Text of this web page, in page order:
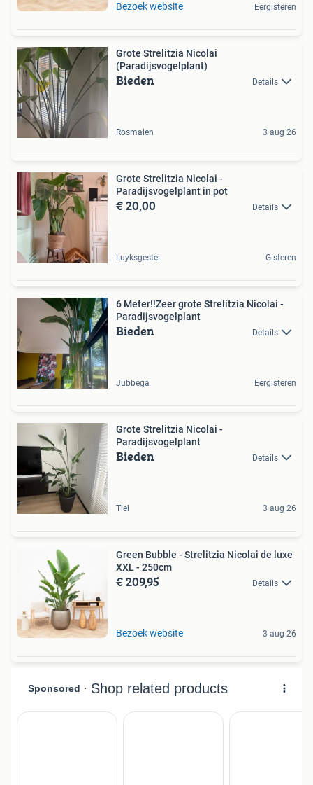
Bezoek website Eergisteren
Grote Strelitzia Nicolai
(Paradijsvogelplant)
Bieden Details
Rosmalen 3 aug 26
Grote Strelitzia Nicolai -
Paradijsvogelplant in pot
€ 20,00 Details
Luyksgestel Gisteren
6 Meter!!Zeer grote Strelitzia Nicolai -
Paradijsvogelplant
Bieden Details
Jubbega Eergisteren
Grote Strelitzia Nicolai -
Paradijsvogelplant
Bieden Details
Tiel 3 aug 26
Green Bubble - Strelitzia Nicolai de luxe
XXL - 250cm
€ 209,95 Details
Bezoek website 3 aug 26